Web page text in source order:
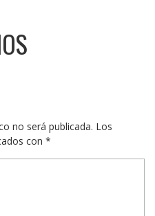
no será publicada. Los
con *